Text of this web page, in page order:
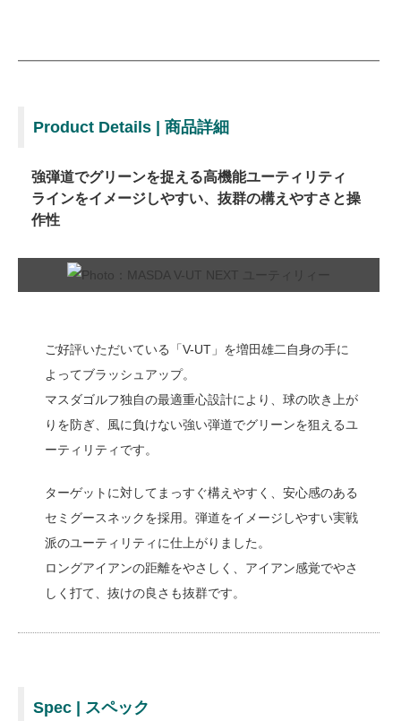
Product Details | 商品詳細
強弾道でグリーンを捉える高機能ユーティリティ
ラインをイメージしやすい、抜群の構えやすさと操
作性
ご好評いただいている「V-UT」を増田雄二自身の手に
よってブラッシュアップ。
マスダゴルフ独自の最適重心設計により、球の吹き上が
りを防ぎ、風に負けない強い弾道でグリーンを狙えるユ
ーティリティです。
ターゲットに対してまっすぐ構えやすく、安心感のある
セミグースネックを採用。弾道をイメージしやすい実戦
派のユーティリティに仕上がりました。
ロングアイアンの距離をやさしく、アイアン感覚でやさ
しく打て、抜けの良さも抜群です。
Spec | スペック